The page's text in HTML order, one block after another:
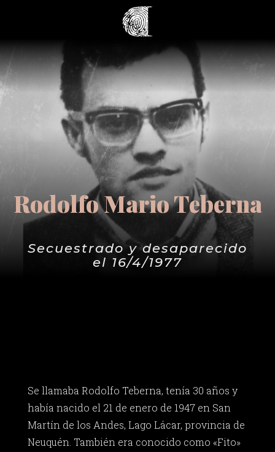
Rodolfo Mario Teberna
Secuestrado y desaparecido
el 16/4/1977
Se llamaba Rodolfo Teberna, tenía 30 años y
había nacido el 21 de enero de 1947 en San
Martín de los Andes, Lago Lácar, provincia de
Neuquén. También era conocido como «Fito»